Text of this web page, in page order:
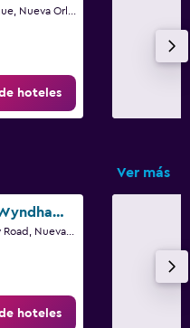
hoteles
Ver más
Days Inn by Wyndham New Orleans Pontchartrain
hoteles